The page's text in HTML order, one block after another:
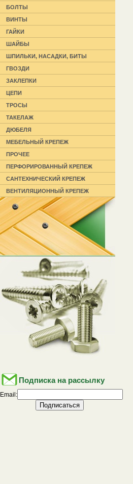
БОЛТЫ
ВИНТЫ
ГАЙКИ
ШАЙБЫ
ШПИЛЬКИ, НАСАДКИ, БИТЫ
ГВОЗДИ
ЗАКЛЕПКИ
ЦЕПИ
ТРОСЫ
ТАКЕЛАЖ
ДЮБЕЛЯ
МЕБЕЛЬНЫЙ КРЕПЕЖ
ПРОЧЕЕ
ПЕРФОРИРОВАННЫЙ КРЕПЕЖ
САНТЕХНИЧЕСКИЙ КРЕПЕЖ
ВЕНТИЛЯЦИОННЫЙ КРЕПЕЖ
Подписка на рассылку
Email: